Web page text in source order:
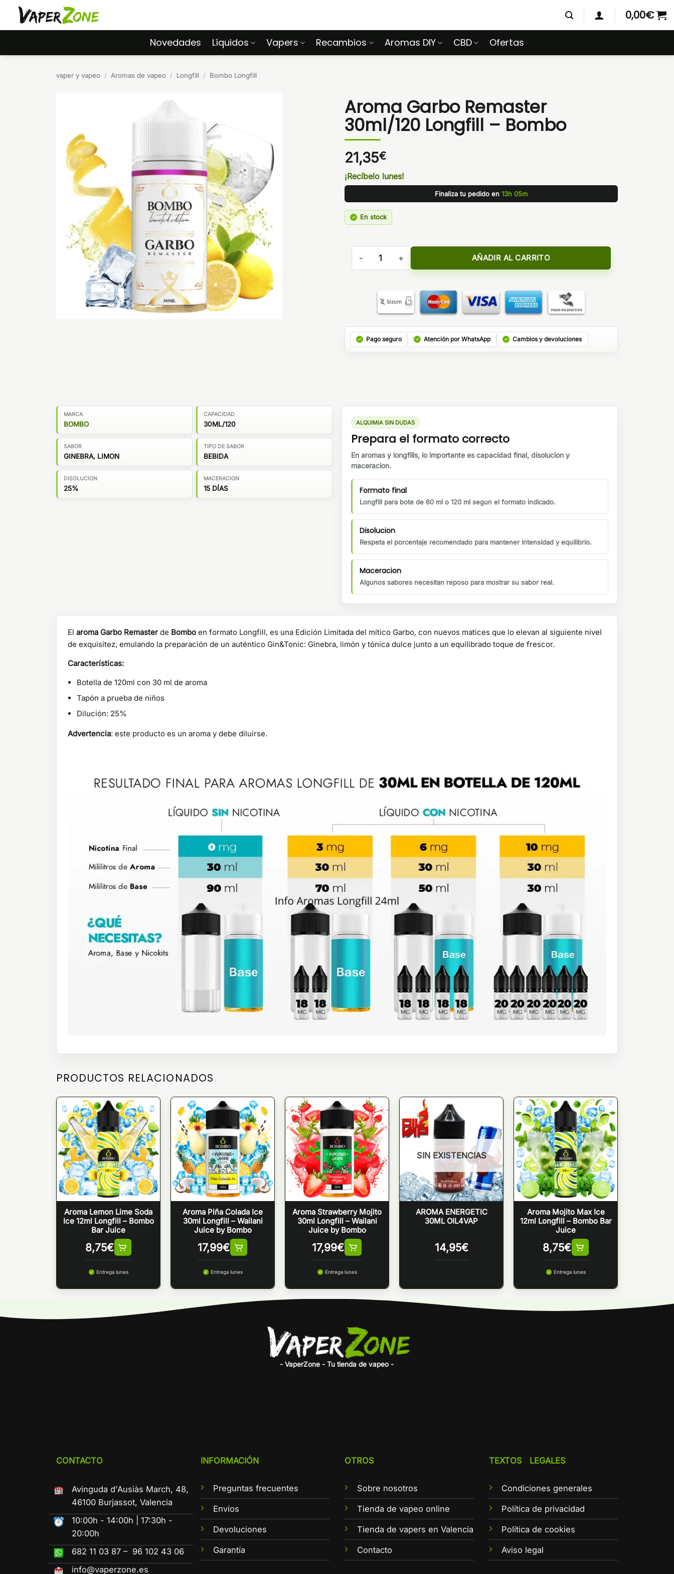
Saltar
contenido
0,00€
Novedades Líquidos Vapers Recambios Aromas DIY CBD Ofertas
vaper y vapeo / Aromas de vapeo / Longfill / Bombo Longfill
Aroma Garbo Remaster
30ml/120 Longfill – Bombo
21,35€
¡Recíbelo lunes!
Finaliza tu pedido en 13h 05m
En stock
Aroma Garbo Remaster 30ml/120 Longfill - Bombo cantidad
AÑADIR AL CARRITO
Pago seguro Atención por WhatsApp Cambios y devoluciones
MARCA
BOMBO
CAPACIDAD
30ML/120
SABOR
GINEBRA, LIMON
TIPO DE SABOR
BEBIDA
DISOLUCION
25%
MACERACION
15 DÍAS
ALQUIMIA SIN DUDAS
Prepara el formato correcto
En aromas y longfills, lo importante es capacidad final, disolucion y
maceracion.
Formato final
Longfill para bote de 60 ml o 120 ml segun el formato indicado.
Disolucion
Respeta el porcentaje recomendado para mantener intensidad y equilibrio.
Maceracion
Algunos sabores necesitan reposo para mostrar su sabor real.
El aroma Garbo Remaster de Bombo en formato Longfill, es una Edición Limitada del mítico Garbo, con nuevos matices que lo elevan al siguiente nivel
de exquisitez, emulando la preparación de un auténtico Gin&Tonic: Ginebra, limón y tónica dulce junto a un equilibrado toque de frescor.
Características:
Botella de 120ml con 30 ml de aroma
Tapón a prueba de niños
Dilución: 25%
Advertencia: este producto es un aroma y debe diluirse.
PRODUCTOS RELACIONADOS
Aroma Lemon Lime Soda
Ice 12ml Longfill – Bombo
Bar Juice
8,75€
Entrega lunes
Aroma Piña Colada Ice
30ml Longfill – Wailani
Juice by Bombo
17,99€
Entrega lunes
Aroma Strawberry Mojito
30ml Longfill – Wailani
Juice by Bombo
17,99€
Entrega lunes
SIN EXISTENCIAS
AROMA ENERGETIC
30ML OIL4VAP
14,95€
Aroma Mojito Max Ice
12ml Longfill – Bombo Bar
Juice
8,75€
Entrega lunes
- VaperZone - Tu tienda de vapeo -
CONTACTO
Avinguda d'Ausiàs March, 48,
46100 Burjassot, Valencia
10:00h - 14:00h | 17:30h -
20:00h
682 11 03 87 – 96 102 43 06
info@vaperzone.es
INFORMACIÓN
Preguntas frecuentes
Envíos
Devoluciones
Garantía
OTROS
Sobre nosotros
Tienda de vapeo online
Tienda de vapers en Valencia
Contacto
TEXTOS LEGALES
Condiciones generales
Política de privacidad
Política de cookies
Aviso legal